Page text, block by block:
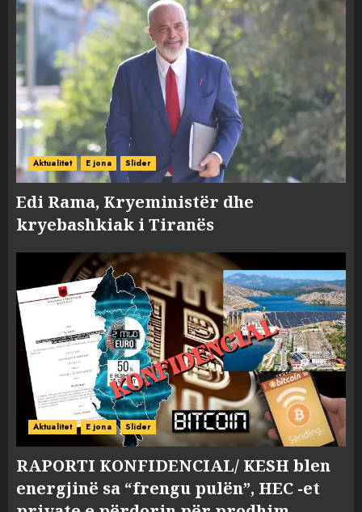
Aktualitet E jona Slider
Edi Rama, Kryeministër dhe
kryebashkiak i Tiranës
Aktualitet E jona Slider
RAPORTI KONFIDENCIAL/ KESH blen
energjinë sa “frengu pulën”, HEC -et